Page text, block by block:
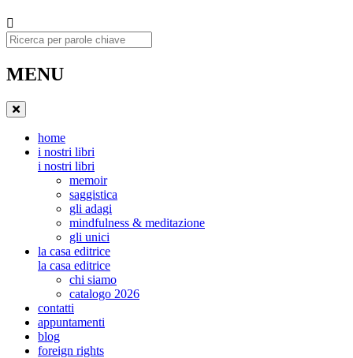
Ricerca
MENU
home
i nostri libri
i nostri libri
memoir
saggistica
gli adagi
mindfulness & meditazione
gli unici
la casa editrice
la casa editrice
chi siamo
catalogo 2026
contatti
appuntamenti
blog
foreign rights